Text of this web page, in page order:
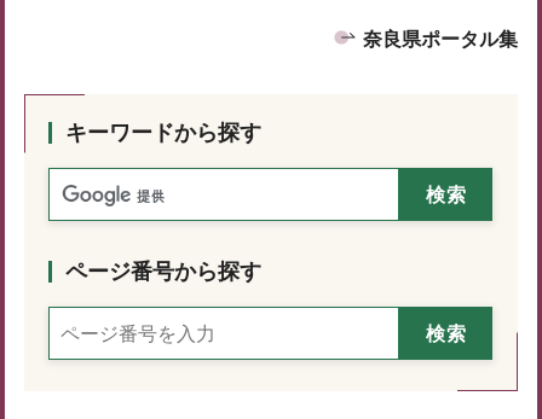
奈良県ポータル集
キーワードから探す
ページ番号から探す